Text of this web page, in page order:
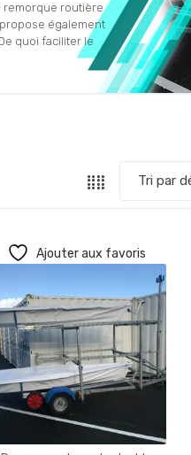
remorque routière
également
quoi faciliter le
Ajouter aux favoris